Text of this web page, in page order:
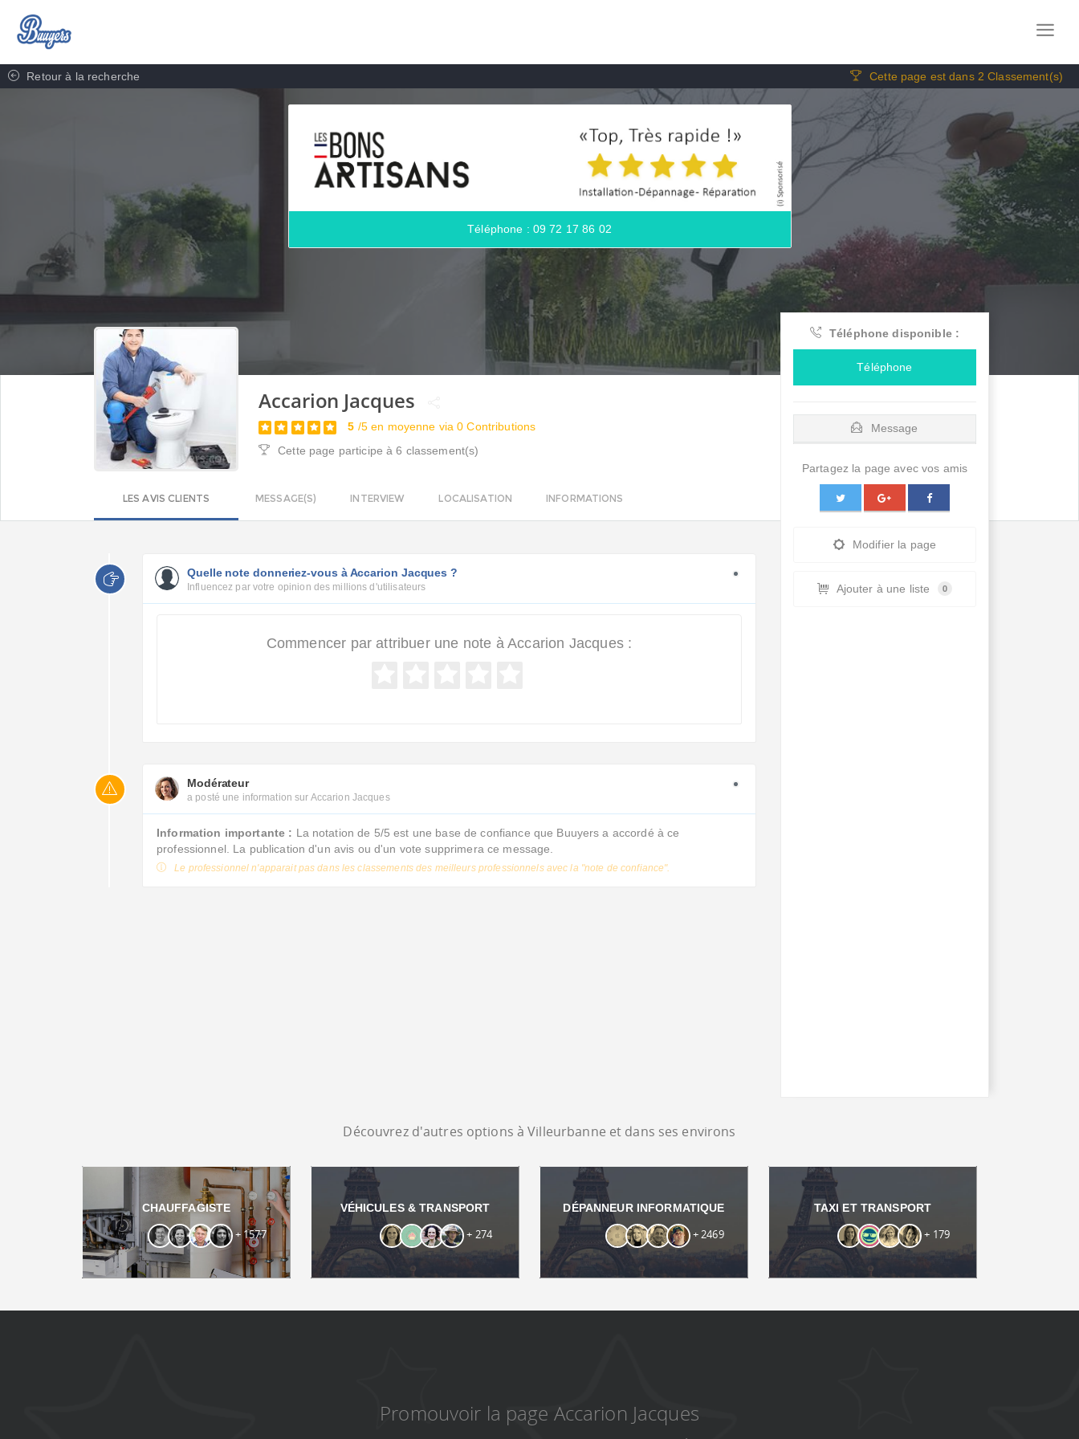
Retour à la recherche Cette page est dans 2 Classement(s)
Téléphone : 09 72 17 86 02
Accarion Jacques
5 /5 en moyenne via 0 Contributions
Cette page participe à 6 classement(s)
LES AVIS CLIENTS MESSAGE(S) INTERVIEW LOCALISATION INFORMATIONS
Quelle note donneriez-vous à Accarion Jacques ?
Influencez par votre opinion des millions d'utilisateurs
Commencer par attribuer une note à Accarion Jacques :
Modérateur
a posté une information sur Accarion Jacques
Information importante : La notation de 5/5 est une base de confiance que Buuyers a accordé à ce
professionnel. La publication d'un avis ou d'un vote supprimera ce message.
Le professionnel n'apparait pas dans les classements des meilleurs professionnels avec la "note de confiance".
Téléphone disponible :
Téléphone
Message
Partagez la page avec vos amis
Modifier la page
Ajouter à une liste 0
Découvrez d'autres options à Villeurbanne et dans ses environs
CHAUFFAGISTE
+ 1577
VÉHICULES & TRANSPORT
+ 274
DÉPANNEUR INFORMATIQUE
+ 2469
TAXI ET TRANSPORT
+ 179
Promouvoir la page Accarion Jacques